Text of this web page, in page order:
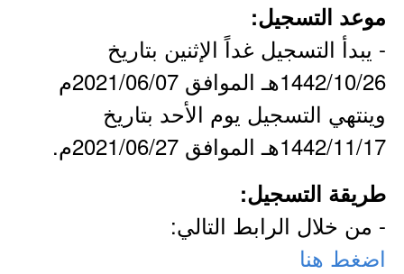
موعد التسجيل:
- يبدأ التسجيل غداً الإثنين بتاريخ
1442/10/26هـ الموافق 2021/06/07م
وينتهي التسجيل يوم الأحد بتاريخ
1442/11/17هـ الموافق 2021/06/27م.
طريقة التسجيل:
- من خلال الرابط التالي:
اضغط هنا